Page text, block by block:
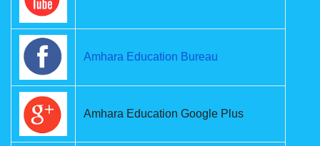
Amhara Education Bureau
Amhara Education Google Plus